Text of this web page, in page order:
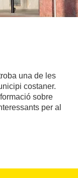
una de les
costaner.
sobre
per al